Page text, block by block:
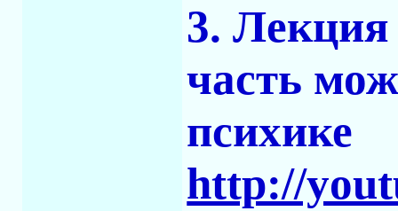
3.
часть
психике
http://